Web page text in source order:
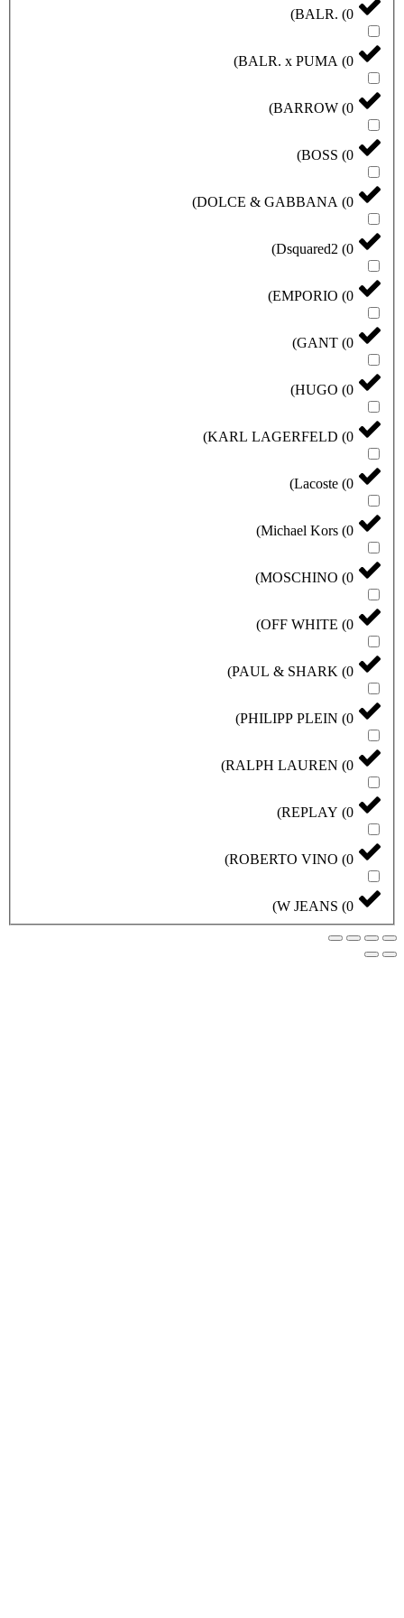
BALR.
BALR. x PUMA
)
BARROW
)
BOSS
)
DOLCE & GABBANA
)
Dsquared2
)
EMPORIO
)
GANT
)
HUGO
KARL LAGERFELD
)
Lacoste
Michael Kors
)
MOSCHINO
)
OFF WHITE
)
PAUL & SHARK
)
PHILIPP PLEIN
)
RALPH LAUREN
)
REPLAY
)
ROBERTO VINO
)
W JEANS